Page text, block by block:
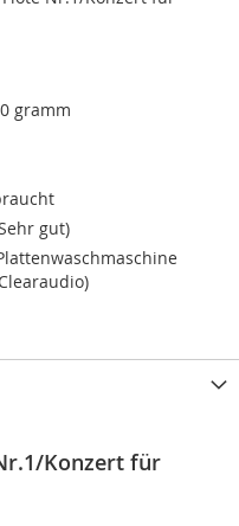
gramm
gut)
Konzert für